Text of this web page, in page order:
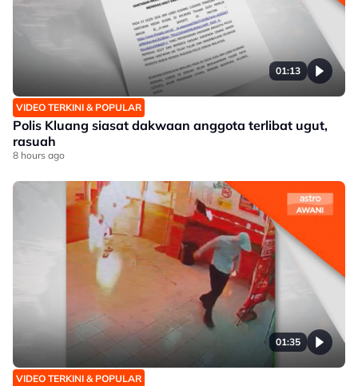
01:13
VIDEO TERKINI & POPULAR
Polis Kluang siasat dakwaan anggota terlibat ugut,
rasuah
8 hours ago
01:35
VIDEO TERKINI & POPULAR